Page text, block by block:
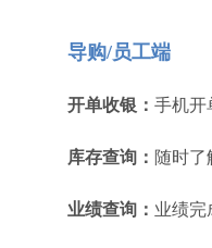
导购/员工端
开单收银： 手机开
库存查询： 随时
业绩查询： 业绩完